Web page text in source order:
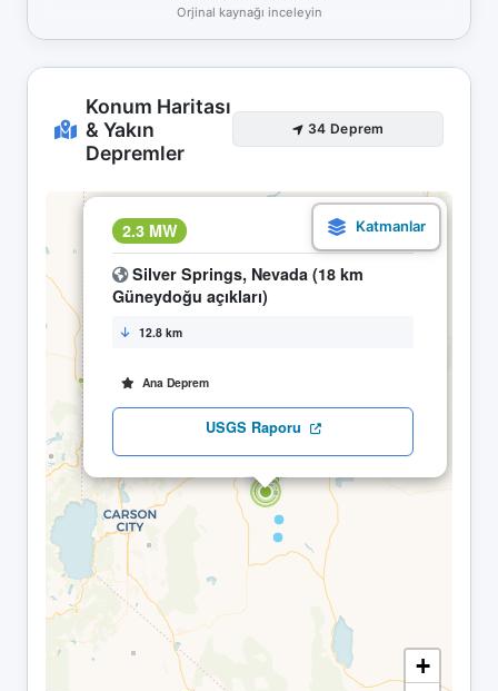
Orjinal kaynağı inceleyin
Konum Haritası
& Yakın
Depremler
34 Deprem
2.3 MW 11.05 16:22
Silver Springs, Nevada (18 km
Güneydoğu açıkları)
12.8 km
Ana Deprem
USGS Raporu
×
+